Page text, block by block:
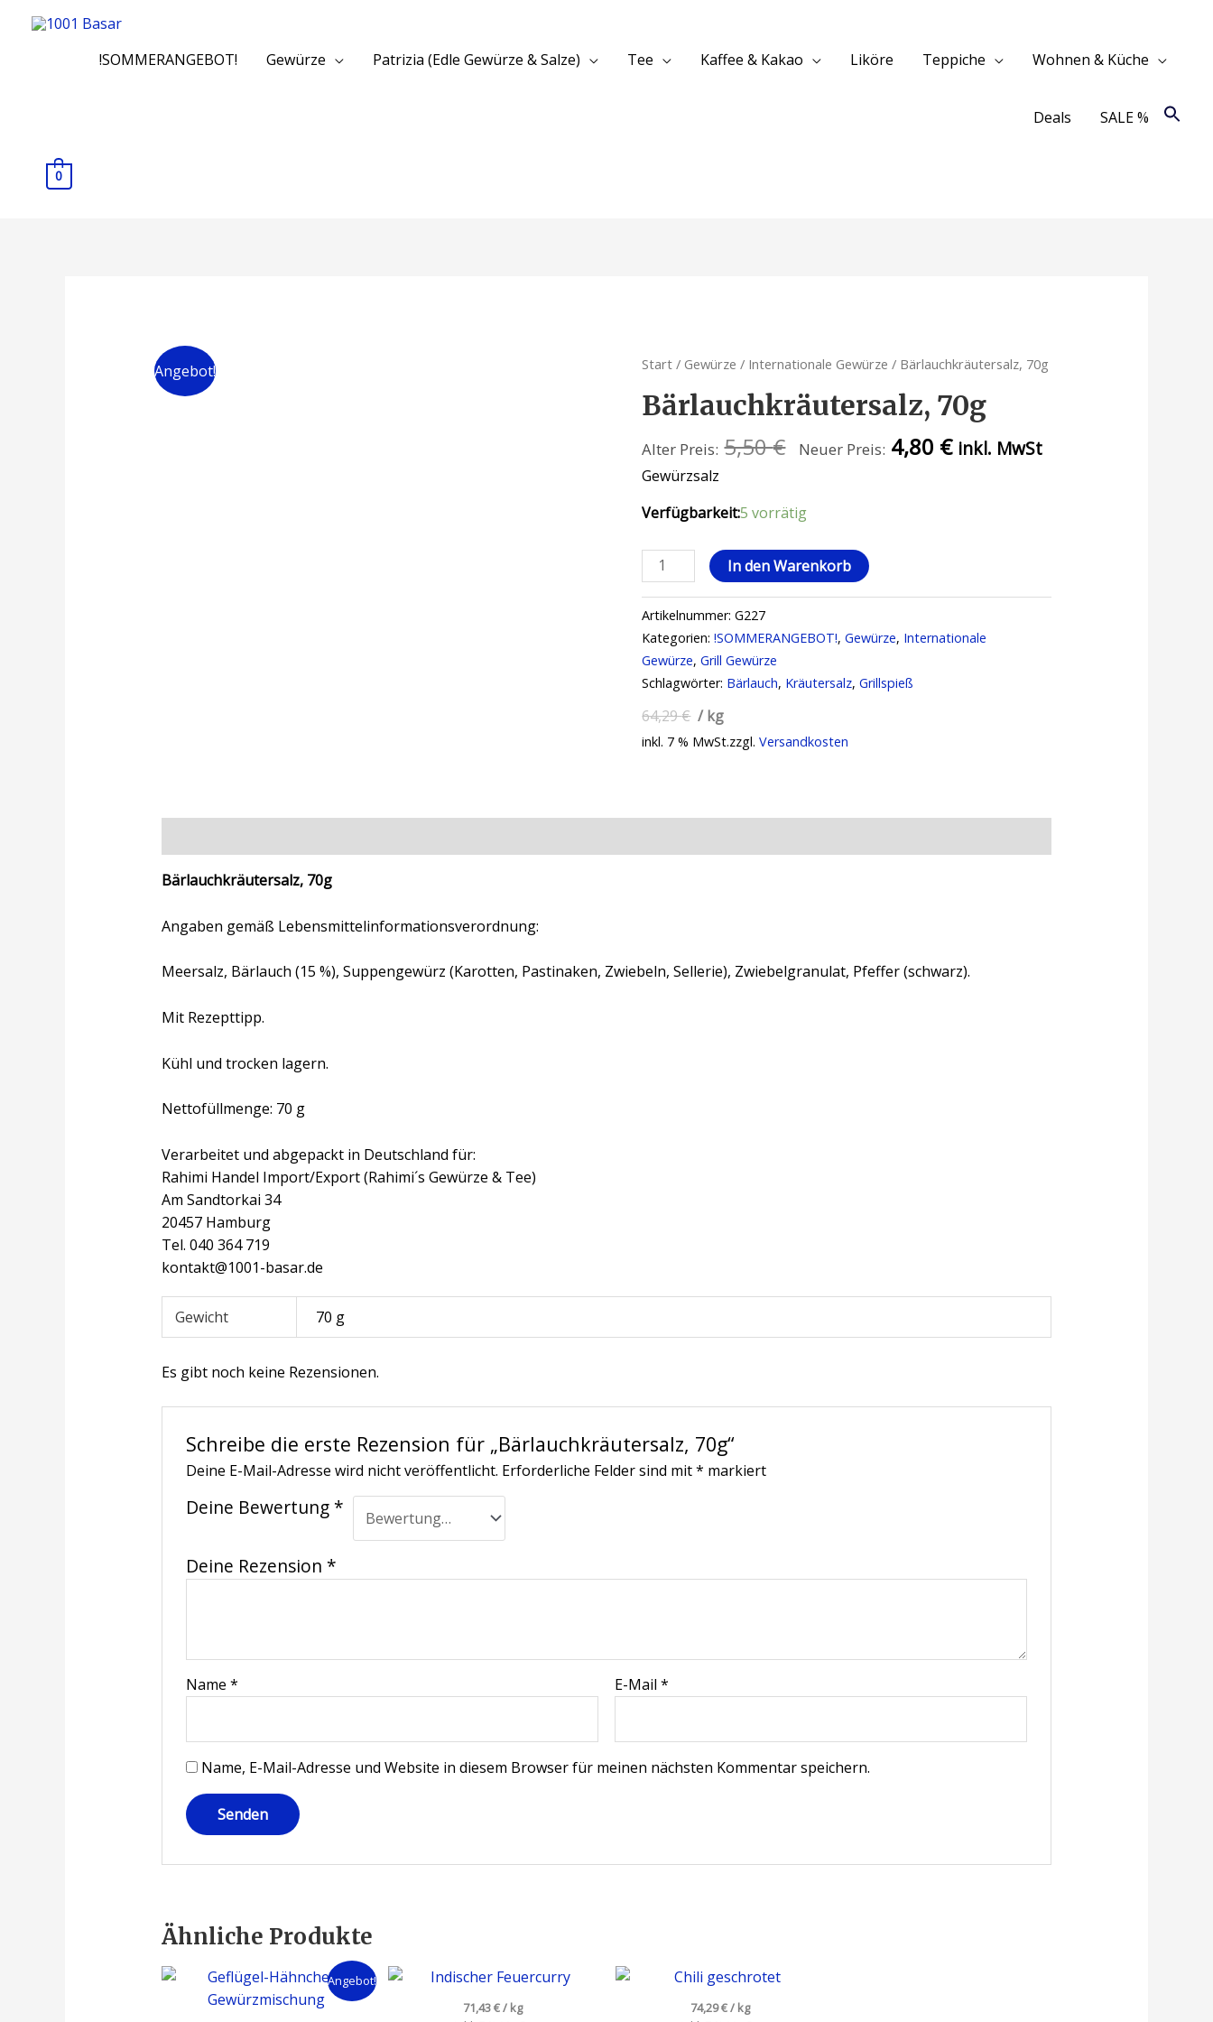
!SOMMERANGEBOT! Gewürze Patrizia (Edle Gewürze & Salze) Tee Kaffee & Kakao Liköre Teppiche Wohnen & Küche
Deals SALE %
0
Angebot! Start / Gewürze / Internationale Gewürze / Bärlauchkräutersalz, 70g
Bärlauchkräutersalz, 70g
Alter Preis: 5,50€ Neuer Preis: 4,80 € inkl. MwSt
Gewürzsalz
Verfügbarkeit:5 vorrätig
In den Warenkorb
Artikelnummer:G227
Kategorien:!SOMMERANGEBOT!,Gewürze, Internationale
Gewürze,Grill Gewürze
Schlagwörter: Bärlauch, Kräutersalz,Grillspieß
64,29€ /kg
inkl. 7 % MwSt.zzgl.Versandkosten
Bärlauchkräutersalz, 70g
Angaben gemäß Lebensmittelinformationsverordnung:
Meersalz, Bärlauch (15 %), Suppengewürz (Karotten, Pastinaken, Zwiebeln, Sellerie), Zwiebelgranulat, Pfeffer (schwarz).
Mit Rezepttipp.
Kühl und trocken lagern.
Nettofüllmenge: 70 g
Verarbeitet und abgepackt in Deutschland für:
Rahimi Handel Import/Export (Rahimi´s Gewürze & Tee)
Am Sandtorkai 34
20457 Hamburg
Tel. 040 364 719
kontakt@1001-basar.de
Gewicht 70 g
Es gibt noch keine Rezensionen.
Schreibe die erste Rezension für „Bärlauchkräutersalz, 70g“
Deine E-Mail-Adresse wird nicht veröffentlicht. Erforderliche Felder sind mit* markiert
Deine Bewertung *
Deine Rezension *
Name* E-Mail*
Name, E-Mail-Adresse und Website in diesem Browser für meinen nächsten Kommentar speichern.
Ähnliche Produkte
Angebot!
71,43€/ kg
74,29€/ kg